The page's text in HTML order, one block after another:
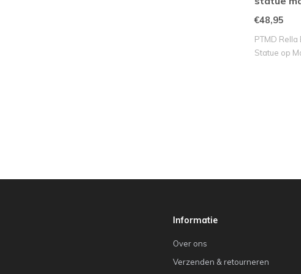
€48,95
PTMD
Statue op
Informatie
Over ons
Verzenden & retourneren